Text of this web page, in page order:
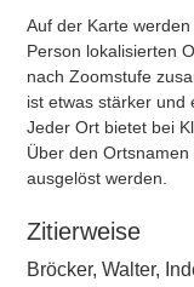
Auf der Karte
Person lokalisierten
nach Zoomstufe
ist etwas stärker und
Jeder Ort bietet bei
Über den
ausgelöst werden.
Zitierweise
Bröcker, Walter,